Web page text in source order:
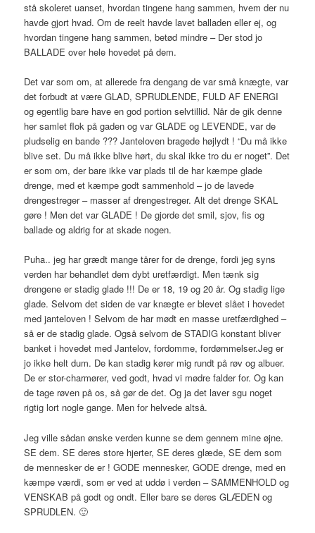
stå skoleret uanset, hvordan tingene hang sammen, hvem der nu
havde gjort hvad. Om de reelt havde lavet balladen eller ej, og
hvordan tingene hang sammen, betød mindre – Der stod jo
BALLADE over hele hovedet på dem.
Det var som om, at allerede fra dengang de var små knægte, var
det forbudt at være GLAD, SPRUDLENDE, FULD AF ENERGI
og egentlig bare have en god portion selvtillid. Når de gik denne
her samlet flok på gaden og var GLADE og LEVENDE, var de
pludselig en bande ??? Janteloven bragede højlydt ! “Du må ikke
blive set. Du må ikke blive hørt, du skal ikke tro du er noget”. Det
er som om, der bare ikke var plads til de har kæmpe glade
drenge, med et kæmpe godt sammenhold – jo de lavede
drengestreger – masser af drengestreger. Alt det drenge SKAL
gøre ! Men det var GLADE ! De gjorde det smil, sjov, fis og
ballade og aldrig for at skade nogen.
Puha.. jeg har grædt mange tårer for de drenge, fordi jeg syns
verden har behandlet dem dybt uretfærdigt. Men tænk sig
drengene er stadig glade !!! De er 18, 19 og 20 år. Og stadig lige
glade. Selvom det siden de var knægte er blevet slået i hovedet
med janteloven ! Selvom de har mødt en masse uretfærdighed –
så er de stadig glade. Også selvom de STADIG konstant bliver
banket i hovedet med Jantelov, fordomme, fordømmelser.Jeg er
jo ikke helt dum. De kan stadig kører mig rundt på røv og albuer.
De er stor-charmører, ved godt, hvad vi mødre falder for. Og kan
de tage røven på os, så gør de det. Og ja det laver sgu noget
rigtig lort nogle gange. Men for helvede altså.
Jeg ville sådan ønske verden kunne se dem gennem mine øjne.
SE dem. SE deres store hjerter, SE deres glæde, SE dem som
de mennesker de er ! GODE mennesker, GODE drenge, med en
kæmpe værdi, som er ved at uddø i verden – SAMMENHOLD og
VENSKAB på godt og ondt. Eller bare se deres GLÆDEN og
SPRUDLEN. 🙂